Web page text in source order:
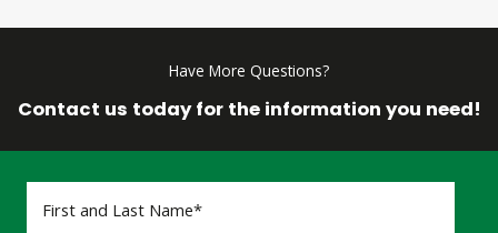
Have More Questions?
Contact us today for the information you need!